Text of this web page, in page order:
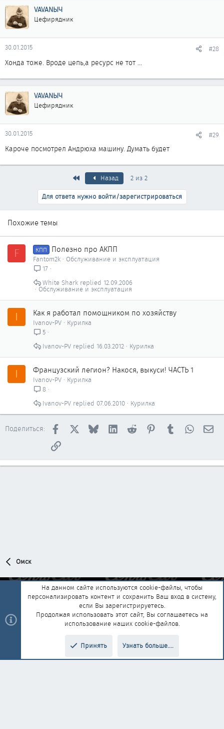
VAVANЫЧ
Цефирядник
30.01.2015 #28
Хонда тоже. Вроде цепь,а ресурс не тот ...
VAVANЫЧ
Цефирядник
30.01.2015 #29
Кароче посмотрел Андрюха машину. Думать будет
ПервыйНазад
2 из 2
Для ответа нужно войти/зарегистрироваться
Похожие темы
F КПП Полезно про АКПП
Fantom2k
Обслуживание и эксплуатация
17
Обслуживание и эксплуатация
12.09.2006
White Shark
I Как я работал помощником по хозяйству
Ivanov-PV
Курилка
5
Курилка
16.03.2012
Ivanov-PV
I Французский легион? Накося, выкуси! ЧАСТЬ 1
Ivanov-PV
Курилка
8
Курилка
07.06.2010
Ivanov-PV
Поделиться: Facebook BlueskyLinkedInReddit PinterestTumblr
Ссылка
Омск
Обратная связь
Условия и правила
Политика конфиденциальности
Помощь Главная
R
add-ons by ThemeHouse Перевод от Jumuro®
На данном сайте используются cookie-файлы, чтобы
персонализировать контент и сохранить Ваш вход в систему,
если Вы зарегистрируетесь.
Продолжая использовать этот сайт, Вы соглашаетесь на
использование наших cookie-файлов.
Принять Узнать больше....